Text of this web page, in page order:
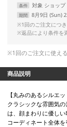
条件 対象 ショップ
期間 8月9日 (Sun)
※1回のご注文につき
※返品により条件を
※1回のご注文に使え
商品説明
【丸みのあるシルエ
クラシックな雰囲気
は、顔まわりに優しい
コーディネート全体